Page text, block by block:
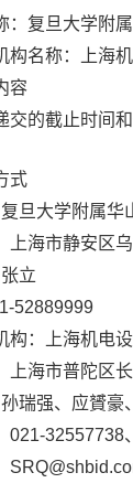
：复旦大学附
构名称：上海
容
交的截止时间
式
旦大学附属华
上海市静安区
立
52889999
构：上海机电
上海市普陀区
瑞强、应贇豪
021-32557738、